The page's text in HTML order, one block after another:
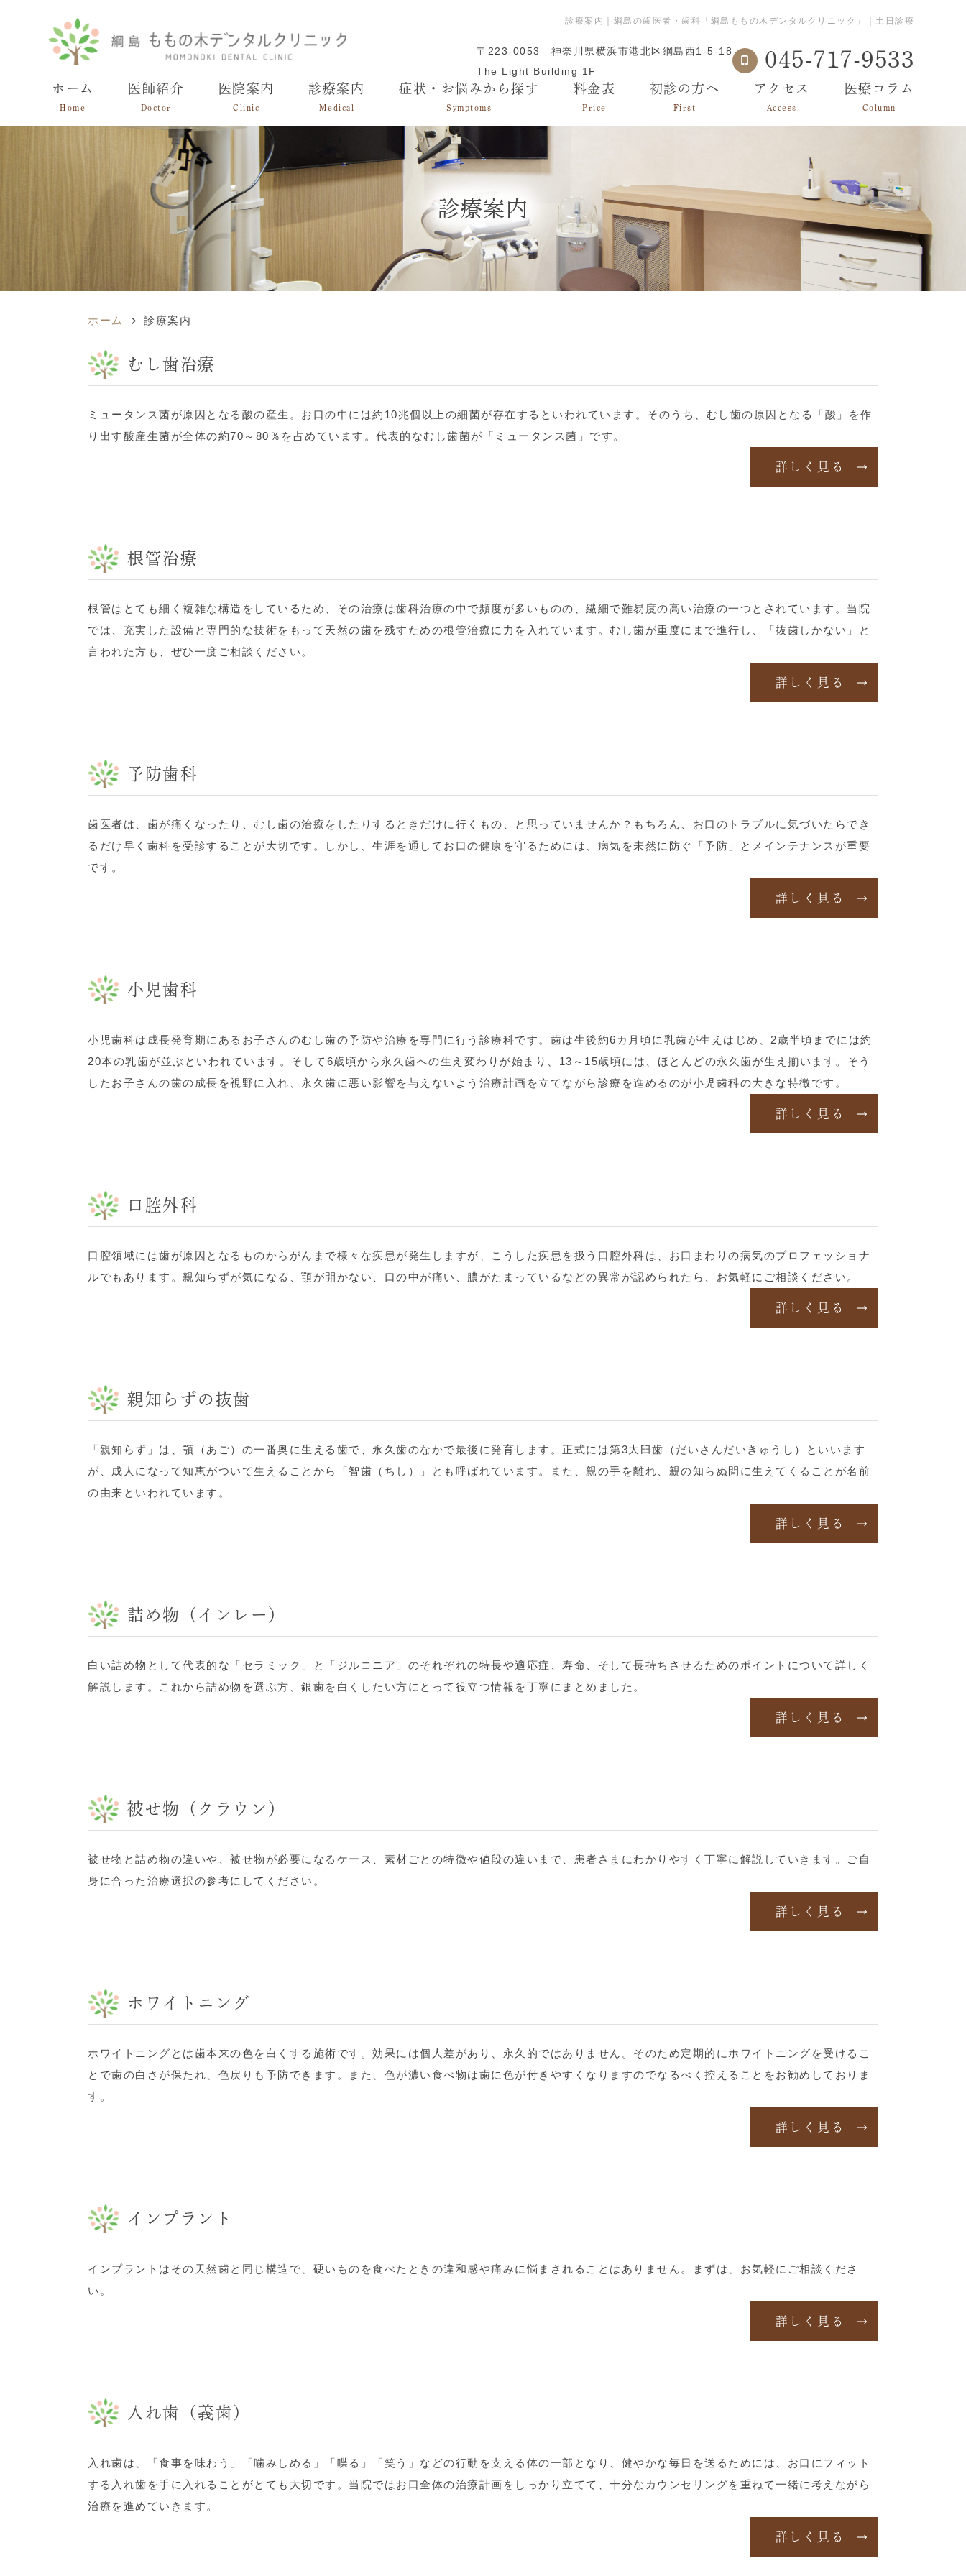
診療案内｜綱島の歯医者・歯科「綱島ももの木デンタルクリニック」｜土日診療
〒223-0053
神奈川県横浜市港北区綱島西1-5-18
The Light Building 1F
045-717-9533
ホーム
Home
医師紹介
Doctor
医院案内
Clinic
診療案内
Medical
症状・お悩みから探す
Symptoms
料金表
Price
初診の方へ
First
アクセス
Access
医療コラム
Column
診療案内
ホーム 診療案内
むし歯治療
ミュータンス菌が原因となる酸の産生。お口の中には約10兆個以上の細菌が存在するといわれています。そのうち、むし歯の原因となる「酸」を作
り出す酸産生菌が全体の約70～80％を占めています。代表的なむし歯菌が「ミュータンス菌」です。
詳しく見る
根管治療
根管はとても細く複雑な構造をしているため、その治療は歯科治療の中で頻度が多いものの、繊細で難易度の高い治療の一つとされています。当院
では、充実した設備と専門的な技術をもって天然の歯を残すための根管治療に力を入れています。むし歯が重度にまで進行し、「抜歯しかない」と
言われた方も、ぜひ一度ご相談ください。
詳しく見る
予防歯科
歯医者は、歯が痛くなったり、むし歯の治療をしたりするときだけに行くもの、と思っていませんか？もちろん、お口のトラブルに気づいたらでき
るだけ早く歯科を受診することが大切です。しかし、生涯を通してお口の健康を守るためには、病気を未然に防ぐ「予防」とメインテナンスが重要
です。
詳しく見る
小児歯科
小児歯科は成長発育期にあるお子さんのむし歯の予防や治療を専門に行う診療科です。歯は生後約6カ月頃に乳歯が生えはじめ、2歳半頃までには約
20本の乳歯が並ぶといわれています。そして6歳頃から永久歯への生え変わりが始まり、13～15歳頃には、ほとんどの永久歯が生え揃います。そう
したお子さんの歯の成長を視野に入れ、永久歯に悪い影響を与えないよう治療計画を立てながら診療を進めるのが小児歯科の大きな特徴です。
詳しく見る
口腔外科
口腔領域には歯が原因となるものからがんまで様々な疾患が発生しますが、こうした疾患を扱う口腔外科は、お口まわりの病気のプロフェッショナ
ルでもあります。親知らずが気になる、顎が開かない、口の中が痛い、膿がたまっているなどの異常が認められたら、お気軽にご相談ください。
詳しく見る
親知らずの抜歯
「親知らず」は、顎（あご）の一番奥に生える歯で、永久歯のなかで最後に発育します。正式には第3大臼歯（だいさんだいきゅうし）といいます
が、成人になって知恵がついて生えることから「智歯（ちし）」とも呼ばれています。また、親の手を離れ、親の知らぬ間に生えてくることが名前
の由来といわれています。
詳しく見る
詰め物（インレー）
白い詰め物として代表的な「セラミック」と「ジルコニア」のそれぞれの特長や適応症、寿命、そして長持ちさせるためのポイントについて詳しく
解説します。これから詰め物を選ぶ方、銀歯を白くしたい方にとって役立つ情報を丁寧にまとめました。
詳しく見る
被せ物（クラウン）
被せ物と詰め物の違いや、被せ物が必要になるケース、素材ごとの特徴や値段の違いまで、患者さまにわかりやすく丁寧に解説していきます。ご自
身に合った治療選択の参考にしてください。
詳しく見る
ホワイトニング
ホワイトニングとは歯本来の色を白くする施術です。効果には個人差があり、永久的ではありません。そのため定期的にホワイトニングを受けるこ
とで歯の白さが保たれ、色戻りも予防できます。また、色が濃い食べ物は歯に色が付きやすくなりますのでなるべく控えることをお勧めしておりま
す。
詳しく見る
インプラント
インプラントはその天然歯と同じ構造で、硬いものを食べたときの違和感や痛みに悩まされることはありません。まずは、お気軽にご相談くださ
い。
詳しく見る
入れ歯（義歯）
入れ歯は、「食事を味わう」「噛みしめる」「喋る」「笑う」などの行動を支える体の一部となり、健やかな毎日を送るためには、お口にフィット
する入れ歯を手に入れることがとても大切です。当院ではお口全体の治療計画をしっかり立てて、十分なカウンセリングを重ねて一緒に考えながら
治療を進めていきます。
詳しく見る